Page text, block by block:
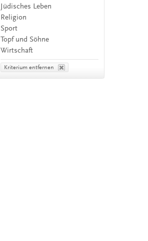
Jüdisches Leben
Religion
Sport
Topf und Söhne
Wirtschaft
Kriterium entfernen